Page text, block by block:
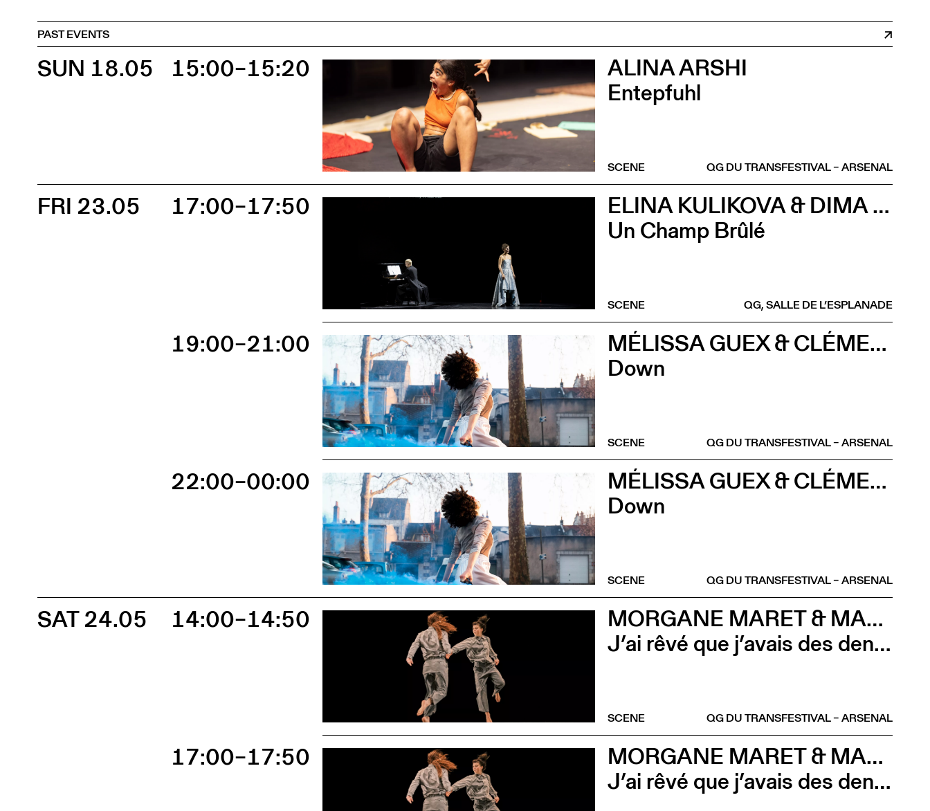
PAST EVENTS
SUN 18.05 15:00–15:20
ALINA ARSHI
Entepfuhl
QG DU TRANSFESTIVAL – ARSENAL
SCENE
FRI 23.05 17:00–17:50
ELINA KULIKOVA & DIMA EFREMOV
Un Champ Brûlé
QG, SALLE DE L’ESPLANADE
SCENE
19:00–21:00
MÉLISSA GUEX & CLÉMENT GRIN
Down
QG DU TRANSFESTIVAL – ARSENAL
SCENE
22:00–00:00
MÉLISSA GUEX & CLÉMENT GRIN
Down
QG DU TRANSFESTIVAL – ARSENAL
SCENE
SAT 24.05 14:00–14:50
MORGANE MARET & MARTINA CALVO
J’ai rêvé que j’avais des dents velues
QG DU TRANSFESTIVAL – ARSENAL
SCENE
17:00–17:50
MORGANE MARET & MARTINA CALVO
J’ai rêvé que j’avais des dents velues